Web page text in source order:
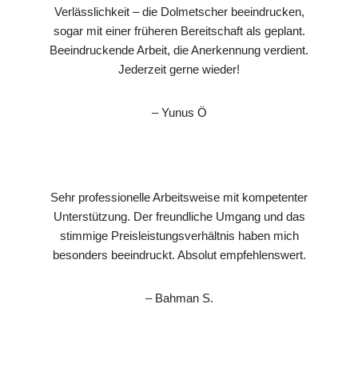
Verlässlichkeit – die Dolmetscher beeindrucken,
sogar mit einer früheren Bereitschaft als geplant.
Beeindruckende Arbeit, die Anerkennung verdient.
Jederzeit gerne wieder!
– Yunus Ö
Sehr professionelle Arbeitsweise mit kompetenter
Unterstützung. Der freundliche Umgang und das
stimmige Preisleistungsverhältnis haben mich
besonders beeindruckt. Absolut empfehlenswert.
– Bahman S.